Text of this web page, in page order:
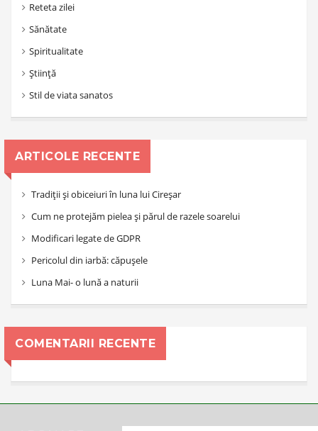
Reteta zilei
Sănătate
Spiritualitate
Știință
Stil de viata sanatos
ARTICOLE RECENTE
Tradiții și obiceiuri în luna lui Cireșar
Cum ne protejăm pielea și părul de razele soarelui
Modificari legate de GDPR
Pericolul din iarbă: căpușele
Luna Mai- o lună a naturii
COMENTARII RECENTE